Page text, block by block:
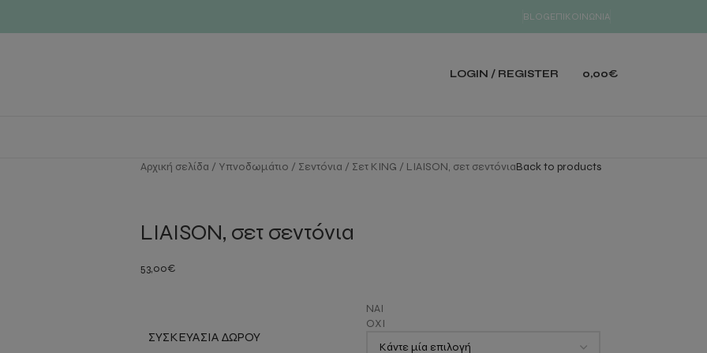
BLOGΕΠΙΚΟΙΝΩΝΙΑ
LOGIN / REGISTER 0,00€
Αρχική σελίδα Υπνοδωμάτιο Σεντόνια Σετ KING LIAISON, σετ σεντόνιαBack to products
LIAISON, σετ σεντόνια
53,00€
ΣΥΣΚΕΥΑΣΊΑ ΔΏΡΟΥ
ΝΑΙ
ΟΧΙ